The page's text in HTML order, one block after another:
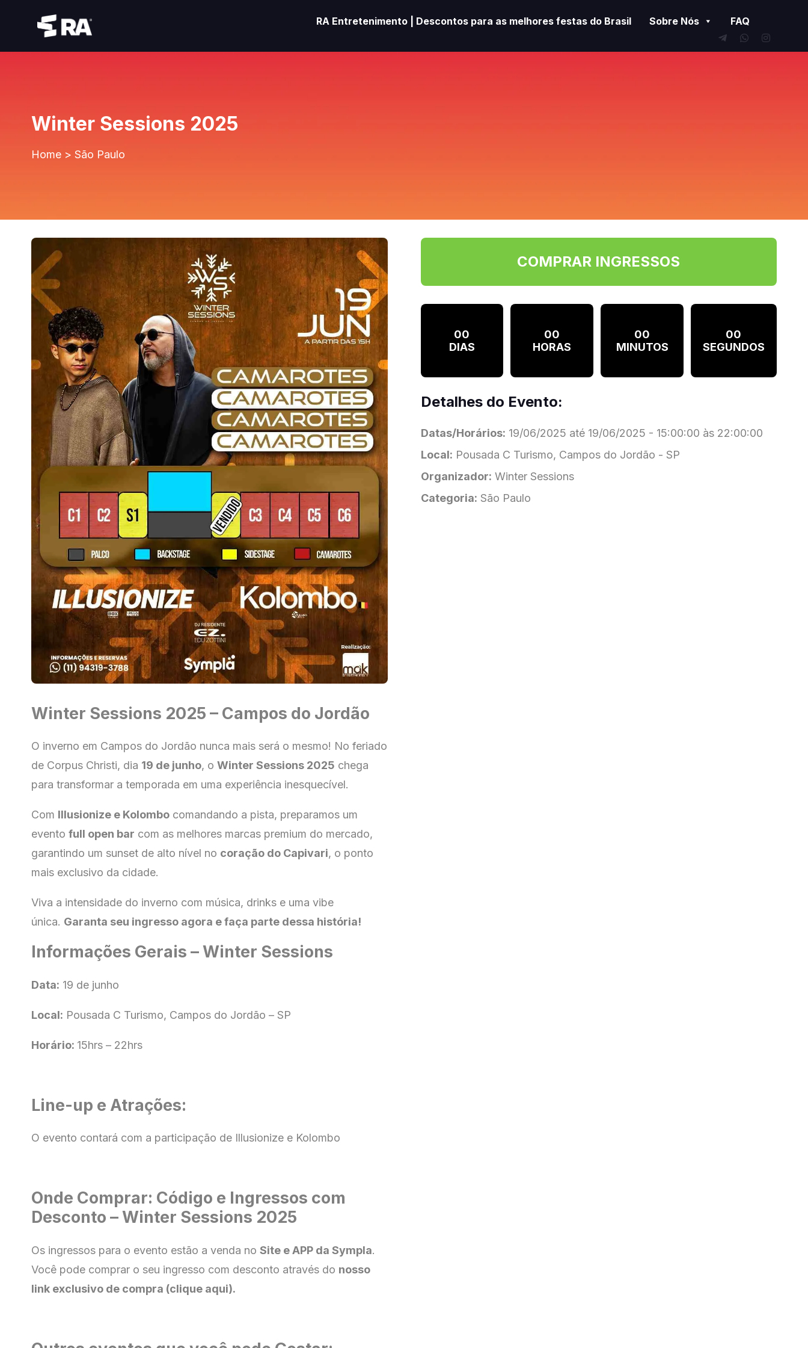
RA Entretenimento | Descontos para as melhores festas do Brasil Sobre Nós FAQ
Winter Sessions 2025
Home > São Paulo
Winter Sessions 2025 – Campos do Jordão
O inverno em Campos do Jordão nunca mais será o mesmo! No feriado
de Corpus Christi, dia 19 de junho, o Winter Sessions 2025 chega
para transformar a temporada em uma experiência inesquecível.
Com Illusionize e Kolombo comandando a pista, preparamos um
evento full open bar com as melhores marcas premium do mercado,
garantindo um sunset de alto nível no coração do Capivari, o ponto
mais exclusivo da cidade.
Viva a intensidade do inverno com música, drinks e uma vibe
única. Garanta seu ingresso agora e faça parte dessa história!
Informações Gerais – Winter Sessions
Data: 19 de junho
Local: Pousada C Turismo, Campos do Jordão – SP
Horário: 15hrs – 22hrs
Line-up e Atrações:
O evento contará com a participação de Illusionize e Kolombo
Onde Comprar: Código e Ingressos com
Desconto – Winter Sessions 2025
Os ingressos para o evento estão a venda no Site e APP da Sympla.
Você pode comprar o seu ingresso com desconto através do nosso
link exclusivo de compra (clique aqui).
COMPRAR INGRESSOS
00
DIAS
00
HORAS
00
MINUTOS
00
SEGUNDOS
Detalhes do Evento:
Datas/Horários: 19/06/2025 até 19/06/2025 - 15:00:00 às 22:00:00
Local: Pousada C Turismo, Campos do Jordão - SP
Organizador: Winter Sessions
Categoria: São Paulo